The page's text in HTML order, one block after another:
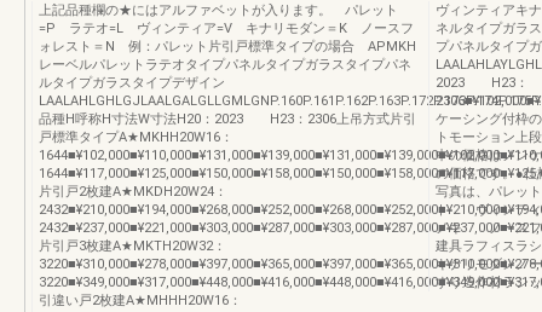
上記品種欄の★にはアルファベットが入ります。 パレット
=P ラテオ=L ヴィンティア=V キナリモダン＝K ノースフ
ォレスト＝N 例：パレット片引戸標準タイプの場合 APMKH
レーベルパレットラテオタイプパネルタイプガラスタイプパネ
ルタイプガラスタイプデザイン
品種H呼称H寸法W寸法H20：2023 H23：2306上吊方式片引
戸標準タイプA★MKHH20W16：
片引戸2枚建A★MKDH20W24：
片引戸3枚建A★MKTH20W32：
引違い戸2枚建A★MHHH20W16：
ヴィンティアキ
ネルタイプガラ
プパネルタイプ
2023 H23：
ケーシング付枠
トモーション
中の価格はノン
の価格です。●仕
写真は、パレッ
ト ヴィンティ
ノキ ノースフ
建具ラフィスラ
キナリモダンノ
すり造作材ラシ